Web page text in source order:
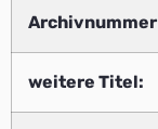
Archivnummer
weitere Titel: